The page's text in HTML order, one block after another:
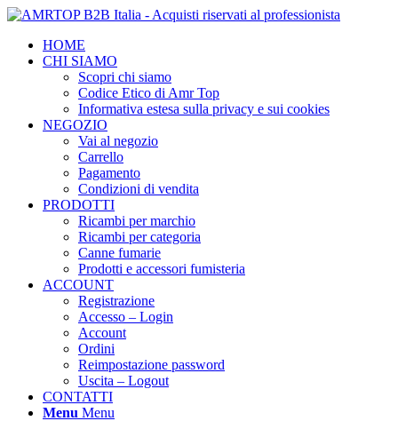
HOME
CHI SIAMO
Scopri chi siamo
Codice Etico di Amr Top
Informativa estesa sulla privacy e sui cookies
NEGOZIO
Vai al negozio
Carrello
Pagamento
Condizioni di vendita
PRODOTTI
Ricambi per marchio
Ricambi per categoria
Canne fumarie
Prodotti e accessori fumisteria
ACCOUNT
Registrazione
Accesso – Login
Account
Ordini
Reimpostazione password
Uscita – Logout
CONTATTI
Menu Menu